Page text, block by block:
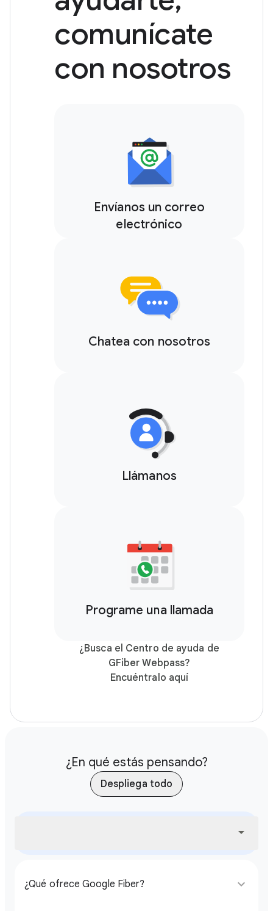
comunícate
con nosotros
Envíanos un correo
electrónico
Chatea con nosotros
Llámanos
Programe una llamada
¿Busca el Centro de ayuda de
GFiber Webpass?
Encuéntralo aquí
¿En qué estás pensando?
Despliega todo
arrow_drop_down
¿Qué ofrece Google Fiber? keyboard_arrow_down